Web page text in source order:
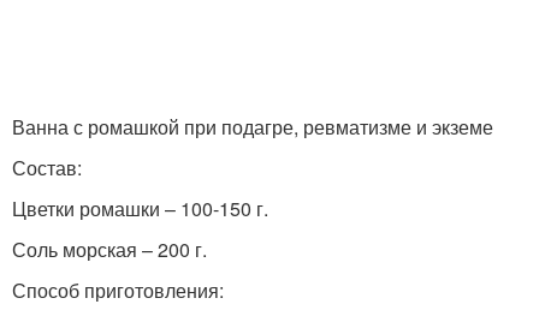
Ванна с ромашкой при подагре, ревматизме и экземе
Состав:
Цветки ромашки – 100-150 г.
Соль морская – 200 г.
Способ приготовления: